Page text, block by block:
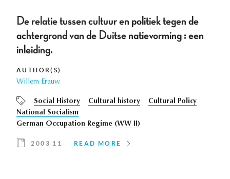
De relatie tussen cultuur en politiek tegen de
achtergrond van de Duitse natievorming : een
inleiding.
AUTHOR(S)
Willem Erauw
Social History Cultural history
Cultural Policy
National Socialism
German Occupation Regime (WW II)
2003 11 READ MORE